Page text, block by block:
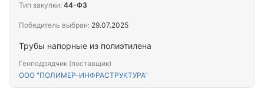
Трубы напорные из полиэтилена
Генподрядчик (поставщик)
ООО "ПОЛИМЕР-ИНФРАСТРУКТУРА"
Тип закупки: 44-ФЗ
Победитель выбран: 29.07.2025